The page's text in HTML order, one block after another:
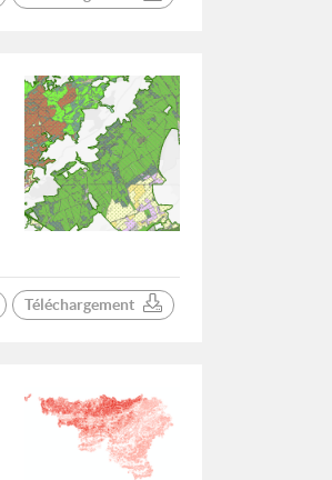
Téléchargement